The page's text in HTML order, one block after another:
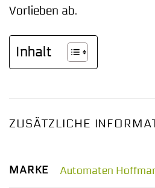
Vorlieben ab.
Inhalt
ZUSÄTZLICHE
MARKE Automaten